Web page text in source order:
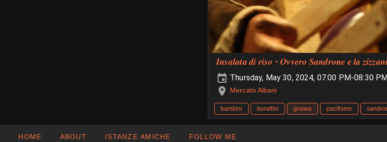
𝑰𝒏𝒔𝒂𝒍𝒂𝒕𝒂 𝒅𝒊 𝒓𝒊𝒔𝒐 - 𝑶𝒗𝒗𝒆𝒓𝒐 𝑺𝒂𝒏𝒅𝒓𝒐𝒏𝒆 𝒆 𝒍𝒂
Thursday, May 30, 2024, 07:00 PM-08:30 PM
Mercato Albani
bambini burattini gnawa pacifismo
HOME ABOUT ISTANZE AMICHE FOLLOW ME